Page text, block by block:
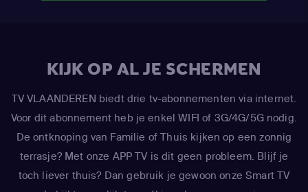
KIJK OP AL JE SCHERMEN
TV VLAANDEREN biedt drie tv-abonnementen via internet.
Voor dit abonnement heb je enkel WIFI of 3G/4G/5G nodig.
De ontknoping van Familie of Thuis kijken op een zonnig
terrasje? Met onze APP TV is dit geen probleem. Blijf je
toch liever thuis? Dan gebruik je gewoon onze Smart TV